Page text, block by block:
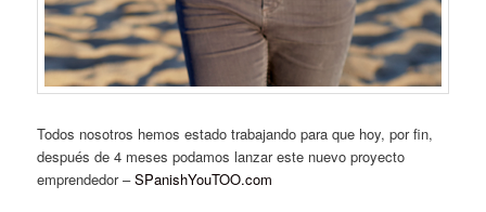
Todos nosotros hemos estado trabajando para que hoy, por fin,
después de 4 meses podamos lanzar este nuevo proyecto
emprendedor –SPanishYouTOO.com